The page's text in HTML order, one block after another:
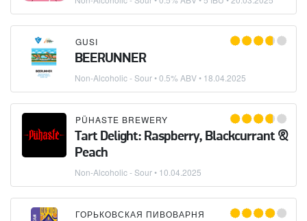
GUSI
BEERUNNER
Non-Alcoholic - Sour• 0.5% ABV • 18.04.2025
PÜHASTE BREWERY
Tart Delight: Raspberry, Blackcurrant &
Peach
Non-Alcoholic - Sour• 10.04.2025
ГОРЬКОВСКАЯ ПИВОВАРНЯ